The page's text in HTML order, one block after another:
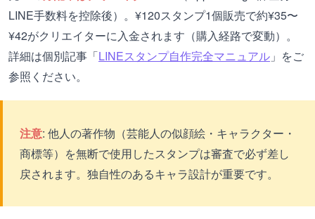
LINE手数料を控除後）。¥120スタンプ1個販売で約¥35〜
¥42がクリエイターに入金されます（購入経路で変動）。
詳細は個別記事「LINEスタンプ自作完全マニュアル 」をご
参照ください。
注意: 他人の著作物（芸能人の似顔絵・キャラクター・
商標等）を無断で使用したスタンプは審査で必ず差し
戻されます。独自性のあるキャラ設計が重要です。